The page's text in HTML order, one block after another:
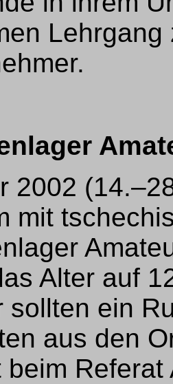
2002
mit
Alter auf
sollten ein
aus den
Referat